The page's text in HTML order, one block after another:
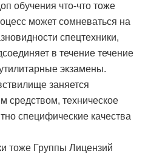
обучения что-что тоже
может сомневаться на
спецтехники,
в течение течение
экзамены.
заняется
средством, техническое
специфические качества
тоже Группы Лицензий